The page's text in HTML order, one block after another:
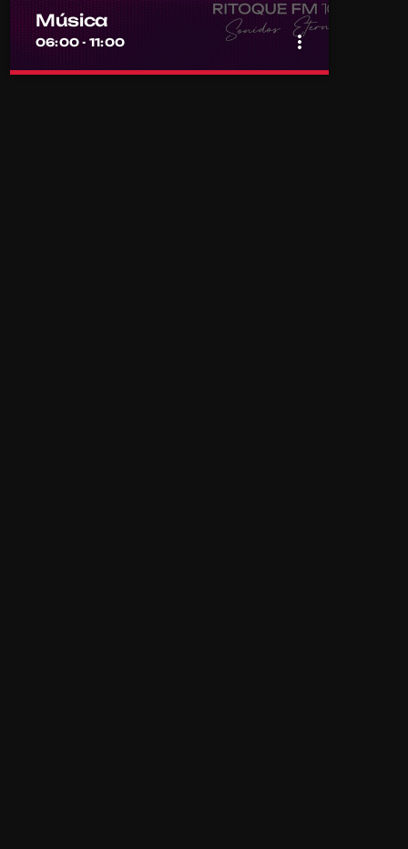
Música
06:00 - 11:00 more_vert